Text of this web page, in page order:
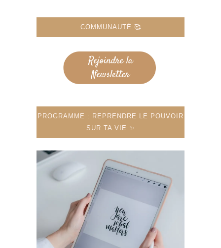
COMMUNAUTÉ 🥰
PROGRAMME : REPRENDRE LE POUVOIR
SUR TA VIE ✨